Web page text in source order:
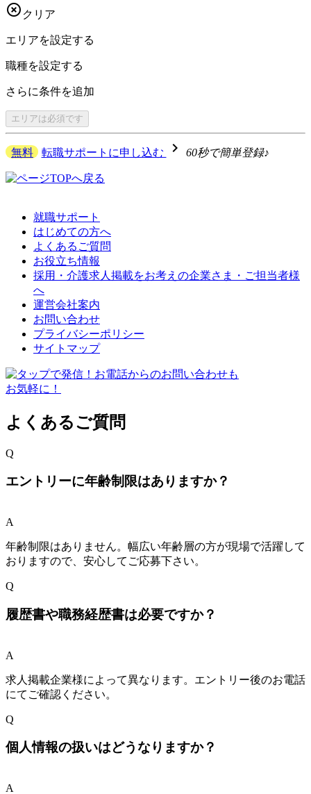
 クリア
エリアを設定する
職種を設定する
さらに条件を追加
エリアは必須です
無料 転職サポートに申し込む navigate_next 60秒で簡単登録♪
就職サポート
はじめての方へ
よくあるご質問
お役立ち情報
採用・介護求人掲載をお考えの企業さま・ご担当者様
へ
運営会社案内
お問い合わせ
プライバシーポリシー
サイトマップ
よくあるご質問
Q
エントリーに年齢制限はありますか？
A
年齢制限はありません。幅広い年齢層の方が現場で活躍して
おりますので、安心してご応募下さい。
Q
履歴書や職務経歴書は必要ですか？
A
求人掲載企業様によって異なります。エントリー後のお電話
にてご確認ください。
Q
個人情報の扱いはどうなりますか？
A